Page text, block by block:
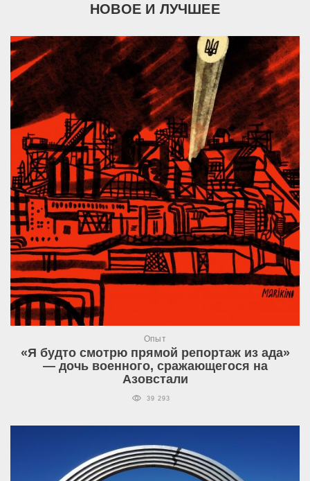
НОВОЕ И ЛУЧШЕЕ
Опыт
«Я будто смотрю прямой репортаж из ада»
— дочь военного, сражающегося на
Азовстали
39 293